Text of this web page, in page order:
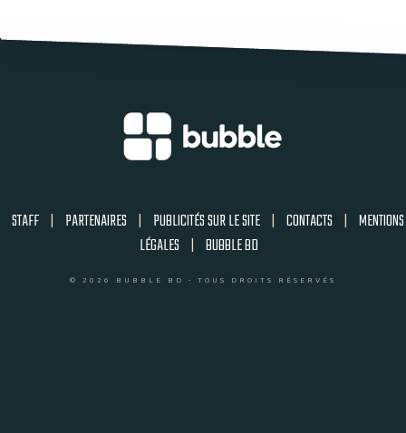
STAFF | PARTENAIRES | PUBLICITÉS SUR LE SITE | CONTACTS | MENTIONS
LÉGALES | BUBBLE BD
© 2026 BUBBLE BD - TOUS DROITS RÉSERVÉS